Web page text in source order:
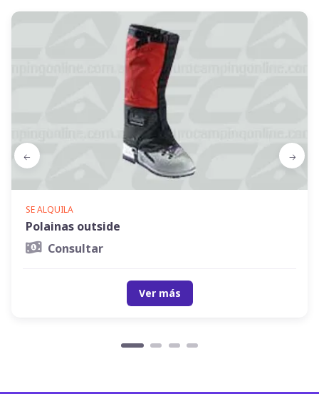
SE ALQUILA
Polainas outside
Consultar
Ver más